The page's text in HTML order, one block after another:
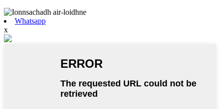
Whatsapp
x